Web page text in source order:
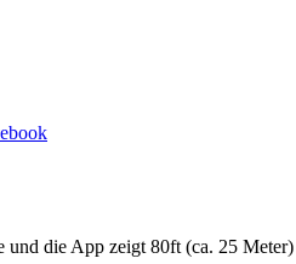
und die App zeigt 80ft (ca. 25